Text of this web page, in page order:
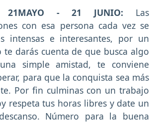
21MAYO - 21 JUNIO: Las
con esa persona cada vez se
intensas e interesantes, por un
te darás cuenta de que busca algo
simple amistad, te conviene
para que la conquista sea más
Por fin culminas con un trabajo
respeta tus horas libres y date un
Número para la buena